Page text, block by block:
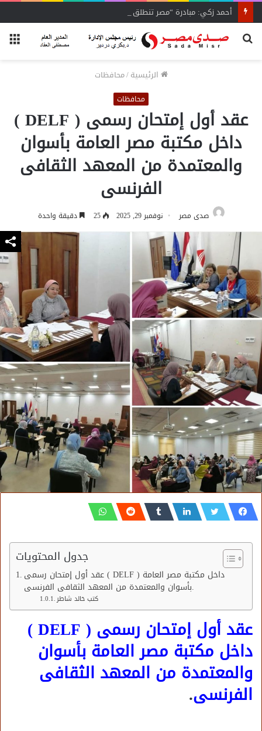
أحمد زكي: مبادرة “مصر تنطلق بالتصدير”
بحث
الرئيسية/محافظات
محافظات
عقد أول إمتحان رسمى ( DELF )
داخل مكتبة مصر العامة بأسوان
والمعتمدة من المعهد الثقافى
الفرنسى
صدى مصر نوفمبر 29, 2025 25 دقيقة واحدة
جدول المحتويات
عقد أول إمتحان رسمى ( DELF ) داخل مكتبة مصر العامة
بأسوان والمعتمدة من المعهد الثقافى الفرنسى.
كتب خالد شاطر
عقد أول إمتحان رسمى ( DELF )
داخل مكتبة مصر العامة بأسوان
والمعتمدة من المعهد الثقافى
الفرنسى.